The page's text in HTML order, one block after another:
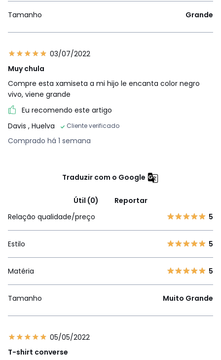
Tamanho Grande
03/07/2022
Muy chula
Compre esta xamiseta a mi hijo le encanta color negro
vivo, viene grande
Eu recomendo este artigo
Davis , Huelva Cliente verificado
Comprado há 1 semana
Traduzir com o Google
Útil (0)
Reportar
Relação qualidade/preço
5
Estilo 5
Matéria 5
Tamanho Muito Grande
05/05/2022
T-shirt converse